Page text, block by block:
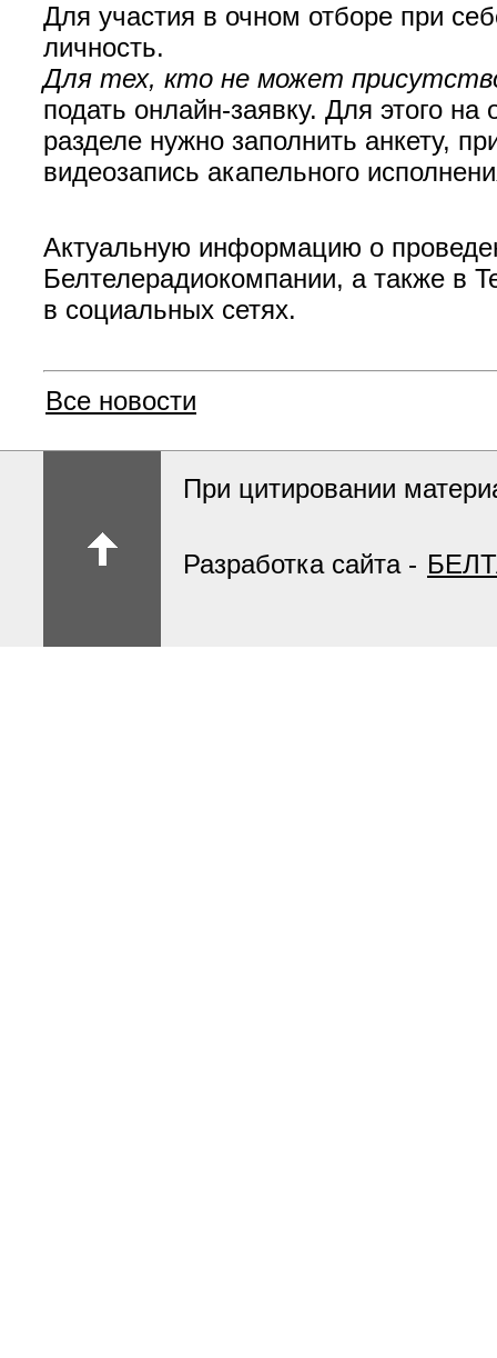
Для участия в очном отборе при
личность.
Для тех, кто не может
подать онлайн-заявку. Для этого
разделе нужно заполнить анкету,
видеозапись акапельного
Актуальную информацию о
Белтелерадиокомпании, а также в
в социальных сетях.
Все новости
При цитировании
Разработка сайта -